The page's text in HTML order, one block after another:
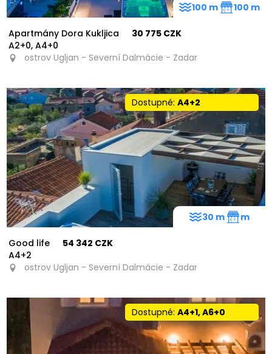
Apartmány Dora Kukljica
A2+0, A4+0
30 775 CZK
ostrov Ugljan - Severní Dalmácie - Zadar
100 m 100 m
Dostupné:A4+2
Good life
A4+2
54 342 CZK
ostrov Ugljan - Severní Dalmácie - Zadar
30 m m
Dostupné:A4+1, A6+0